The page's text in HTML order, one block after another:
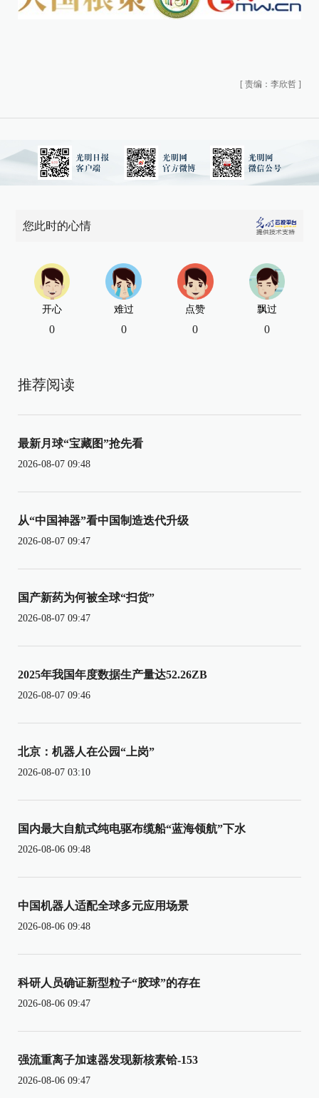
[ 责编：李欣哲 ]
您此时的心情
开心
0
难过
0
点赞
0
飘过
0
推荐阅读
最新月球“宝藏图”抢先看
2026-08-07 09:48
从“中国神器”看中国制造迭代升级
2026-08-07 09:47
国产新药为何被全球“扫货”
2026-08-07 09:47
2025年我国年度数据生产量达52.26ZB
2026-08-07 09:46
北京：机器人在公园“上岗”
2026-08-07 03:10
国内最大自航式纯电驱布缆船“蓝海领航”下水
2026-08-06 09:48
中国机器人适配全球多元应用场景
2026-08-06 09:48
科研人员确证新型粒子“胶球”的存在
2026-08-06 09:47
强流重离子加速器发现新核素铪-153
2026-08-06 09:47